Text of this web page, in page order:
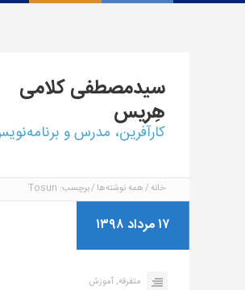
سیدمصطفیکلامی
هِریس
کارآفرین، مدرس و
خانه همه نوشته‌ها برچسب: Tosun
۱۷ مرداد ۱۳۹۸
متفرقه,آموزش